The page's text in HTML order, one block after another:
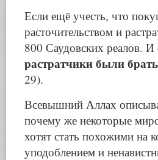
Если ещё учесть, что
расточительством и
800 Саудовских реалов.
растратчики были
29).
Всевышний Аллах
почему же некоторые
хотят стать похожими на
уподоблением и